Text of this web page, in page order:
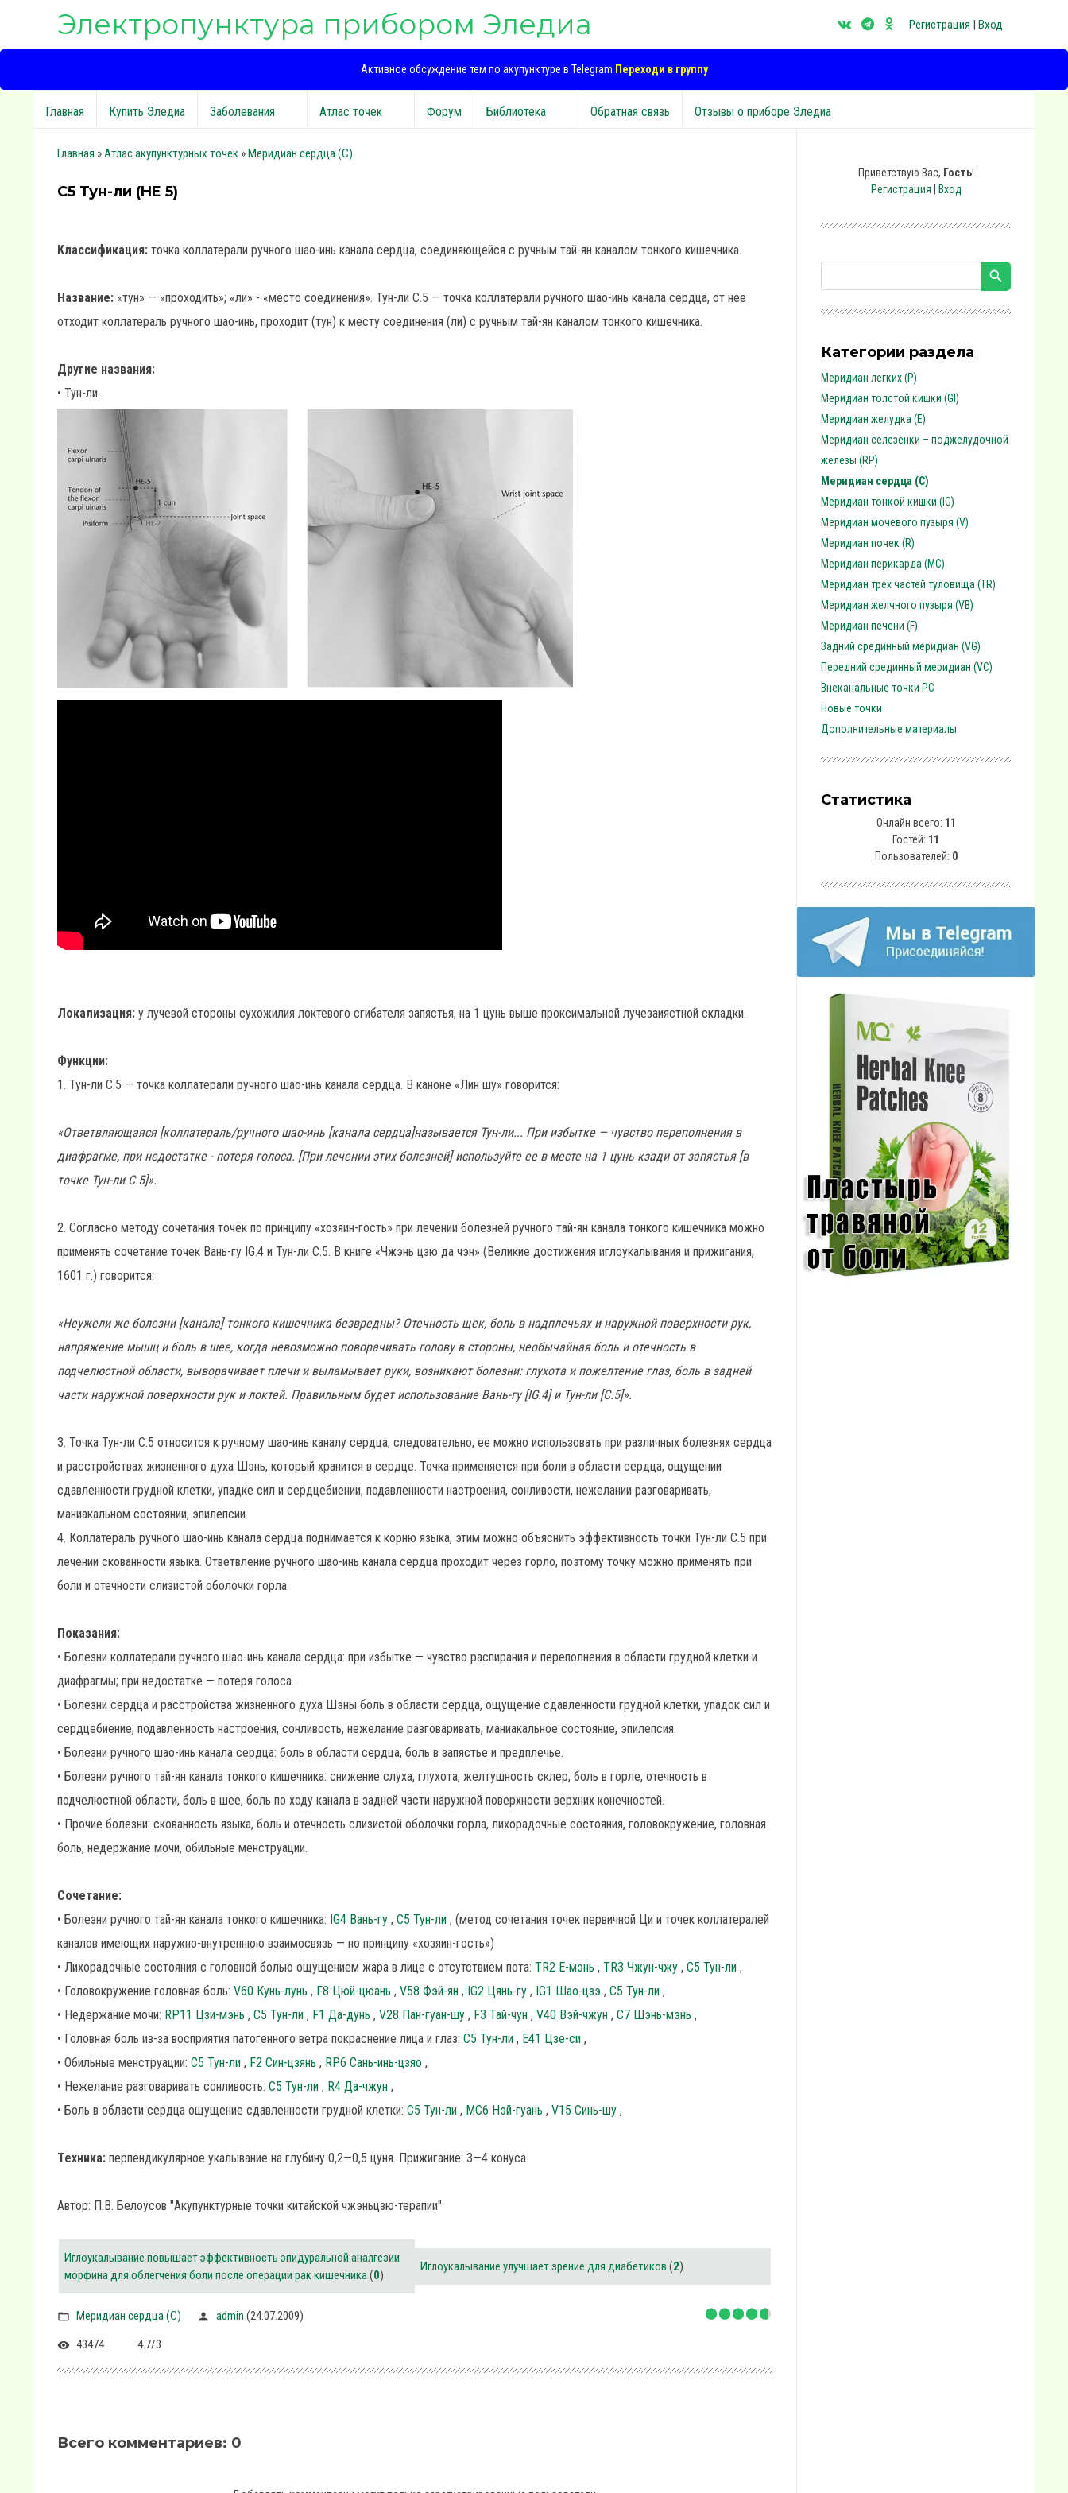
Электропунктура прибором Эледиа Регистрация | Вход
Активное обсуждение тем по акупунктуре в Telegram Переходи в группу
Главная Купить Эледиа Заболевания Атлас точек Форум Библиотека Обратная связь Отзывы о приборе Эледиа
Главная »Атлас акупунктурных точек »Меридиан сердца (C)
C5 Тун-ли (HE 5)
Классификация: точка коллатерали ручного шао-инь канала сердца, соединяющейся с ручным тай-ян каналом тонкого кишечника.
Название: «тун» — «проходить»; «ли» - «место соединения». Тун-ли С.5 — точка коллатерали ручного шао-инь канала сердца, от нее
отходит коллатераль ручного шао-инь, проходит (тун) к месту соединения (ли) с ручным тай-ян каналом тонкого кишечника.
Другие названия:
• Тун-ли.
Локализация: у лучевой стороны сухожилия локтевого сгибателя запястья, на 1 цунь выше проксимальной лучезаиястной складки.
Функции:
1. Тун-ли С.5 — точка коллатерали ручного шао-инь канала сердца. В каноне «Лин шу» говорится:
«Ответвляющаяся [коллатераль/ручного шао-инь [канала сердца]называется Тун-ли... При избытке — чувство переполнения в
диафрагме, при недостатке - потеря голоса. [При лечении этих болезней] используйте ее в месте на 1 цунь кзади от запястья [в
точке Тун-ли C.5]».
2. Согласно методу сочетания точек по принципу «хозяин-гость» при лечении болезней ручного тай-ян канала тонкого кишечника можно
применять сочетание точек Вань-гу IG.4 и Тун-ли С.5. В книге «Чжэнь цзю да чэн» (Великие достижения иглоукалывания и прижигания,
1601 г.) говорится:
«Неужели же болезни [канала] тонкого кишечника безвредны? Отечность щек, боль в надплечьях и наружной поверхности рук,
напряжение мышц и боль в шее, когда невозможно поворачивать голову в стороны, необычайная боль и отечность в
подчелюстной области, выворачивает плечи и выламывает руки, возникают болезни: глухота и пожелтение глаз, боль в задней
части наружной поверхности рук и локтей. Правильным будет использование Вань-гу [IG.4] и Тун-ли [С.5]».
3. Точка Тун-ли С.5 относится к ручному шао-инь каналу сердца, следовательно, ее можно использовать при различных болезнях сердца
и расстройствах жизненного духа Шэнь, который хранится в сердце. Точка применяется при боли в области сердца, ощущении
сдавленности грудной клетки, упадке сил и сердцебиении, подавленности настроения, сонливости, нежелании разговаривать,
маниакальном состоянии, эпилепсии.
4. Коллатераль ручного шао-инь канала сердца поднимается к корню языка, этим можно объяснить эффективность точки Тун-ли С.5 при
лечении скованности языка. Ответвление ручного шао-инь канала сердца проходит через горло, поэтому точку можно применять при
боли и отечности слизистой оболочки горла.
Показания:
• Болезни коллатерали ручного шао-инь канала сердца: при избытке — чувство распирания и переполнения в области грудной клетки и
диафрагмы; при недостатке — потеря голоса.
• Болезни сердца и расстройства жизненного духа Шэны боль в области сердца, ощущение сдавленности грудной клетки, упадок сил и
сердцебиение, подавленность настроения, сонливость, нежелание разговаривать, маниакальное состояние, эпилепсия.
• Болезни ручного шао-инь канала сердца: боль в области сердца, боль в запястье и предплечье.
• Болезни ручного тай-ян канала тонкого кишечника: снижение слуха, глухота, желтушность склер, боль в горле, отечность в
подчелюстной области, боль в шее, боль по ходу канала в задней части наружной поверхности верхних конечностей.
• Прочие болезни: скованность языка, боль и отечность слизистой оболочки горла, лихорадочные состояния, головокружение, головная
боль, недержание мочи, обильные менструации.
Сочетание:
• Болезни ручного тай-ян канала тонкого кишечника: IG4 Вань-гу , C5 Тун-ли , (метод сочетания точек первичной Ци и точек коллатералей
каналов имеющих наружно-внутреннюю взаимосвязь — но принципу «хозяин-гость»)
• Лихорадочные состояния с головной болью ощущением жара в лице с отсутствием пота: TR2 Е-мэнь , TR3 Чжун-чжу , C5 Тун-ли ,
• Головокружение головная боль: V60 Кунь-лунь , F8 Цюй-цюань , V58 Фэй-ян , IG2 Цянь-гу , IG1 Шао-цзэ , C5 Тун-ли ,
• Недержание мочи: RP11 Цзи-мэнь , C5 Тун-ли , F1 Да-дунь , V28 Пан-гуан-шу , F3 Тай-чун , V40 Вэй-чжун , C7 Шэнь-мэнь ,
• Головная боль из-за восприятия патогенного ветра покраснение лица и глаз: C5 Тун-ли , Е41 Цзе-си ,
• Обильные менструации: C5 Тун-ли , F2 Син-цзянь , RP6 Сань-инь-цзяо ,
• Нежелание разговаривать сонливость: C5 Тун-ли , R4 Да-чжун ,
• Боль в области сердца ощущение сдавленности грудной клетки: C5 Тун-ли , MC6 Нэй-гуань , V15 Синь-шу ,
Техника: перпендикулярное укалывание на глубину 0,2—0,5 цуня. Прижигание: 3—4 конуса.
Автор: П.В. Белоусов "Акупунктурные точки китайской чжэньцзю-терапии"
Иглоукалывание повышает эффективность эпидуральной аналгезии
морфина для облегчения боли после операции рак кишечника(0)
Иглоукалывание улучшает зрение для диабетиков (2)
Меридиан сердца (C) admin (24.07.2009)
43474
4.7/3
Всего комментариев: 0
Приветствую Вас, Гость!
Регистрация
Вход
Категории раздела
Меридиан легких (P)
Меридиан толстой кишки (GI)
Меридиан желудка (E)
Меридиан селезенки – поджелудочной
железы (RP)
Меридиан сердца (C)
Меридиан тонкой кишки (IG)
Меридиан мочевого пузыря (V)
Меридиан почек (R)
Меридиан перикарда (MC)
Меридиан трех частей туловища (TR)
Меридиан желчного пузыря (VB)
Меридиан печени (F)
Задний срединный меридиан (VG)
Передний срединный меридиан (VC)
Внеканальные точки PC
Новые точки
Дополнительные материалы
Статистика
Онлайн всего: 11
Гостей: 11
Пользователей: 0